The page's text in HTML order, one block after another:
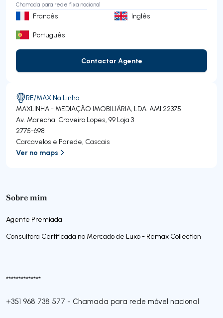
Sobre mim
Agente Premiada
Consultora Certificada no Mercado de Luxo - Remax Collection
**************
+351 968 738 577 - Chamada para rede móvel nacional
Chamada para rede fixa nacional
Francês Inglês
Português
Contactar Agente
Contactar Agente
RE/MAX Na Linha
MAXLINHA - MEDIAÇÃO IMOBILIÁRIA, LDA. AMI 22375
Av. Marechal Craveiro Lopes, 99 Loja 3
2775-698
Carcavelos e Parede, Cascais
Ver no maps